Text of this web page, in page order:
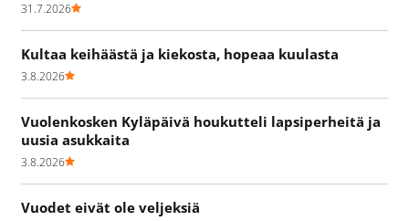
31.7.2026
Kultaa keihäästä ja kiekosta, hopeaa kuulasta
3.8.2026
Vuolenkosken Kyläpäivä houkutteli lapsiperheitä ja
uusia asukkaita
3.8.2026
Vuodet eivät ole veljeksiä